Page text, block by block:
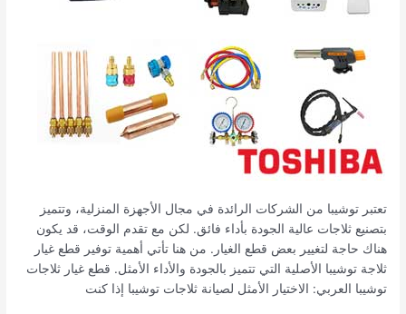
تعتبر توشيبا من الشركات الرائدة في مجال الأجهزة المنزلية، وتتميز
بتصنيع ثلاجات عالية الجودة بأداء فائق. لكن مع تقدم الوقت، قد يكون
هناك حاجة لتغيير بعض قطع الغيار. من هنا تأتي أهمية توفير قطع غيار
ثلاجة توشيبا الأصلية التي تتميز بالجودة والأداء الأمثل. قطع غيار ثلاجات
توشيبا العربي: الاختيار الأمثل لصيانة ثلاجات توشيبا إذا كنت